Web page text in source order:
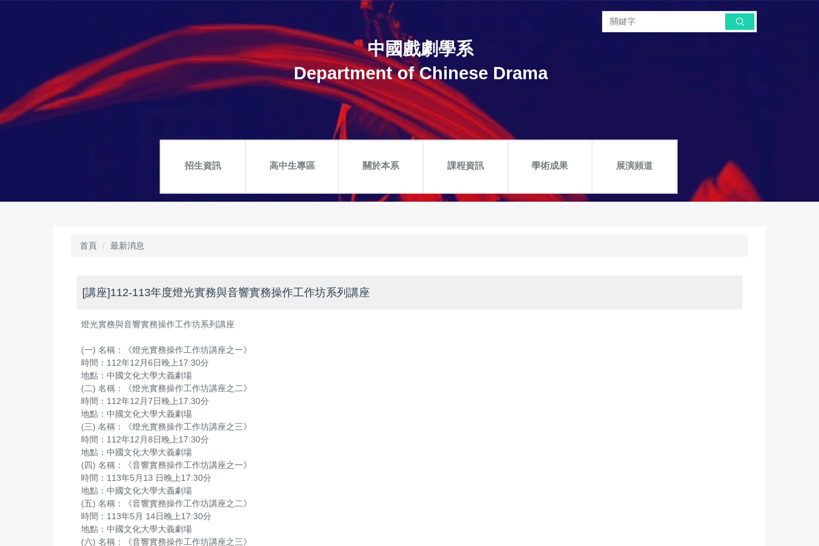
中國戲劇學系
Department of Chinese Drama
搜尋
招生資訊 高中生專區 關於本系 課程資訊 學術成果 展演頻道
首頁 最新消息
[講座]112-113年度燈光實務與音響實務操作工作坊系列講座
燈光實務與音響實務操作工作坊系列講座
(一) 名稱：《燈光實務操作工作坊講座之一》
時間：112年12月6日晚上17:30分
地點：中國文化大學大義劇場
(二) 名稱：《燈光實務操作工作坊講座之二》
時間：112年12月7日晚上17:30分
地點：中國文化大學大義劇場
(三) 名稱：《燈光實務操作工作坊講座之三》
時間：112年12月8日晚上17:30分
地點：中國文化大學大義劇場
(四) 名稱：《音響實務操作工作坊講座之一》
時間：113年5月13 日晚上17:30分
地點：中國文化大學大義劇場
(五) 名稱：《音響實務操作工作坊講座之二》
時間：113年5月 14日晚上17:30分
地點：中國文化大學大義劇場
(六) 名稱：《音響實務操作工作坊講座之三》